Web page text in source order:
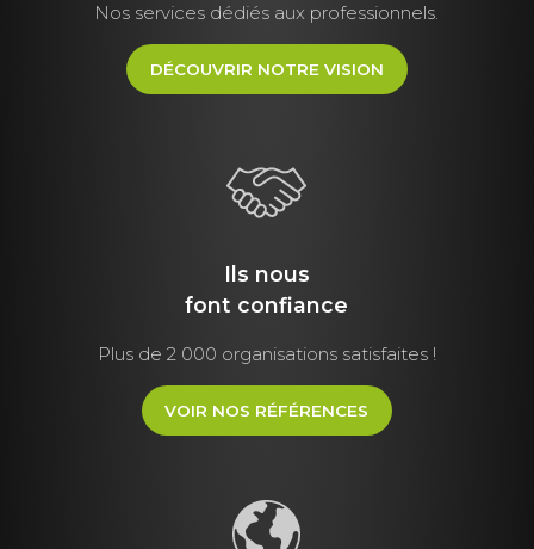
Nos services dédiés aux professionnels.
DÉCOUVRIR NOTRE VISION
Ils nous
font confiance
Plus de 2 000 organisations satisfaites !
VOIR NOS RÉFÉRENCES